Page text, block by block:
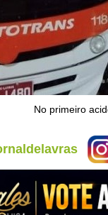
No primeiro